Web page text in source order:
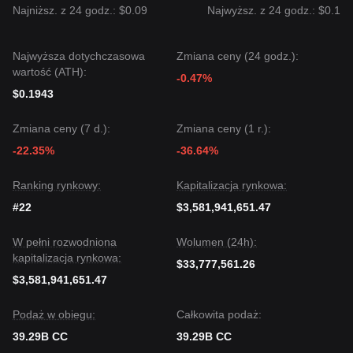
średnioterminowe wyjście pozostaje Pozytywno-Neutralne,
Najniższ. z 24 godz.: $0.09 Najwyższ. z 24 godz.: $0.1
Najwyższa dotychczasowa
wartość (ATH):
$0.1943
Zmiana ceny (24 godz.):
-0.47%
Zmiana ceny (7 d.):
-22.35%
Zmiana ceny (1 r.):
-36.64%
Ranking rynkowy:
#22
Kapitalizacja rynkowa:
$3,581,941,651.47
W pełni rozwodniona
kapitalizacja rynkowa:
$3,581,941,651.47
Wolumen (24h):
$33,777,561.26
Podaż w obiegu:
39.29B CC
Całkowita podaż:
39.29B CC